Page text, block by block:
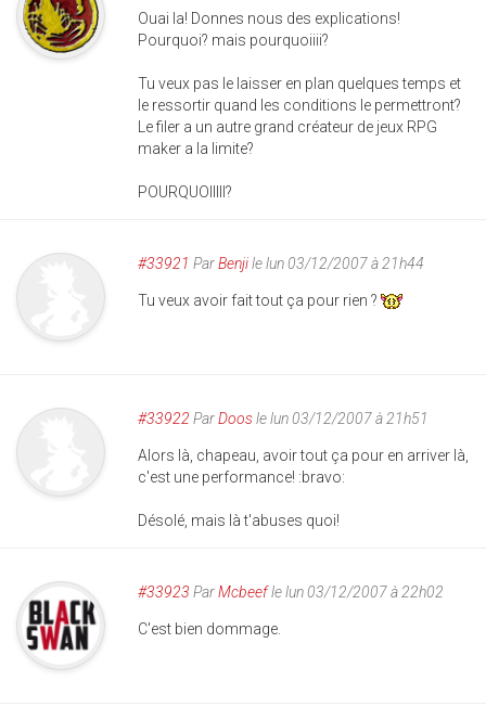
Ouai la! Donnes nous des explications!
Pourquoi? mais pourquoiiii?
Tu veux pas le laisser en plan quelques temps et
le ressortir quand les conditions le permettront?
Le filer a un autre grand créateur de jeux RPG
maker a la limite?
POURQUOIIIII?
#33921 ParBenjile lun 03/12/2007 à 21h44
Tu veux avoir fait tout ça pour rien ?
#33922 ParDoosle lun 03/12/2007 à 21h51
Alors là, chapeau, avoir tout ça pour en arriver là,
c'est une performance! :bravo:
Désolé, mais là t'abuses quoi!
#33923 ParMcbeefle lun 03/12/2007 à 22h02
C'est bien dommage.